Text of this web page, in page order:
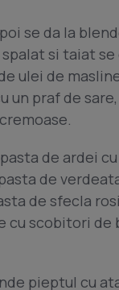
se da la
si taiat
ulei de
un praf de
de ardei
de
de sfecla
cu scobitori de
pieptul cu